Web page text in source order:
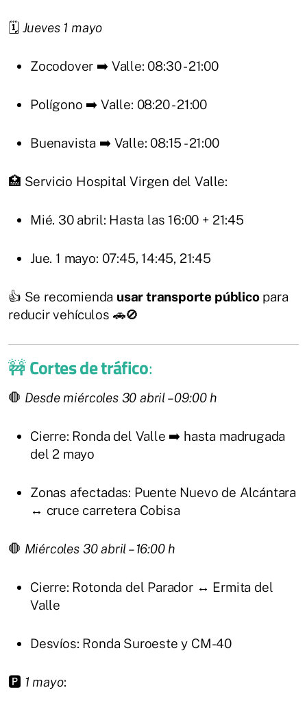
🗓️ Jueves 1 mayo
Zocodover ➡️ Valle: 08:30 - 21:00
Polígono ➡️ Valle: 08:20 - 21:00
Buenavista ➡️ Valle: 08:15 - 21:00
🏥 Servicio Hospital Virgen del Valle:
Mié. 30 abril: Hasta las 16:00 + 21:45
Jue. 1 mayo: 07:45, 14:45, 21:45
👍 Se recomienda usar transporte públicopara
reducir vehículos 🚗🚫
🚧Cortes de tráfico:
🛑 Desde miércoles 30 abril – 09:00 h
Cierre: Ronda del Valle ➡️ hasta madrugada
del 2 mayo
Zonas afectadas: Puente Nuevo de Alcántara
↔️ cruce carretera Cobisa
🛑 Miércoles 30 abril – 16:00 h
Cierre: Rotonda del Parador ↔️ Ermita del
Valle
Desvíos: Ronda Suroeste y CM-40
🅿️ 1 mayo: